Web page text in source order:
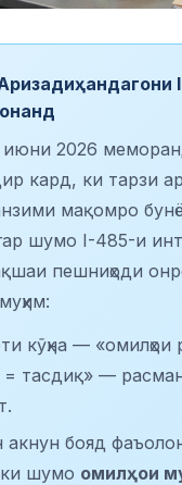
июни 2026
кард, ки тарзи
мақомро
шумо I-485-и
пешниҳоди
кӯҳна — «омилҳои
= тасдиқ» —
акнун бояд
шумо омилҳои